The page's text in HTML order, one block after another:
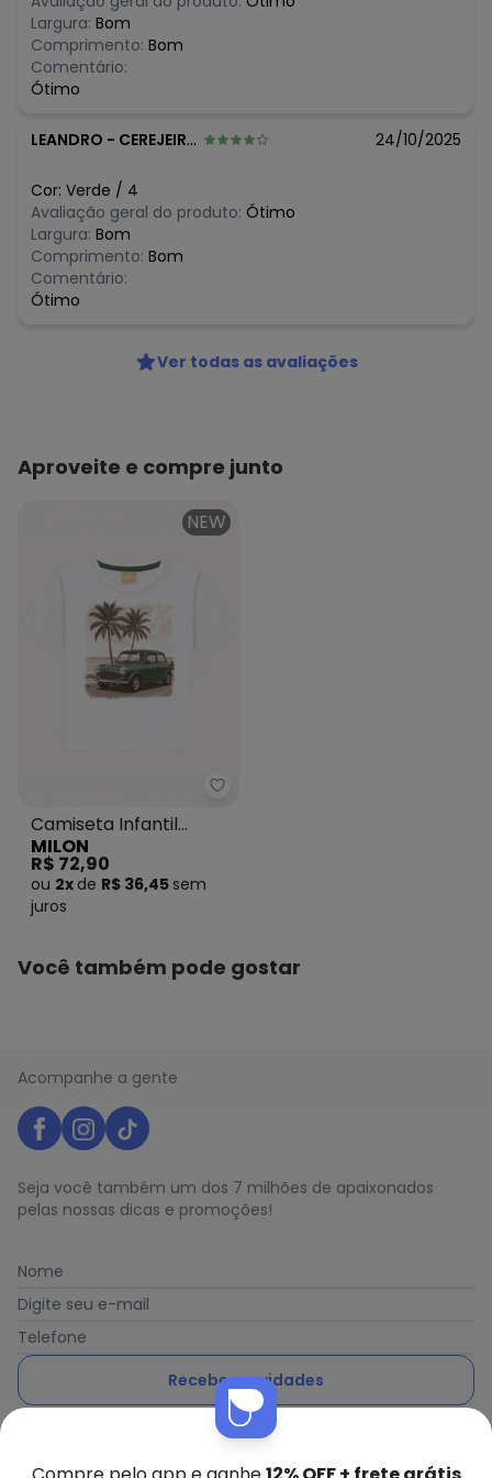
abril/2026
março/2026
fevereiro/2026
Largura: Bom
Comprimento: Bom
Comentário:
Ótimo
LEANDRO - CEREJEIRAS - RO 24/10/2025
Cor: Verde / 4
Avaliação geral do produto: Ótimo
Largura: Bom
Comprimento: Bom
Comentário:
Ótimo
Ver todas as avaliações
Aproveite e compre junto
NEW
Milon - Camiseta Infantil
Camiseta Infantil
Menino Carro Branco
MILON
R$ 72,90
ou 2x de R$ 36,45 sem
juros
Você também pode gostar
Acompanhe a gente
Seja você também um dos 7 milhões de apaixonados
pelas nossas dicas e promoções!
Nome
Digite seu e-mail
Telefone
Receber novidades
Ao enviar o cadastro, você concorda com a nossa